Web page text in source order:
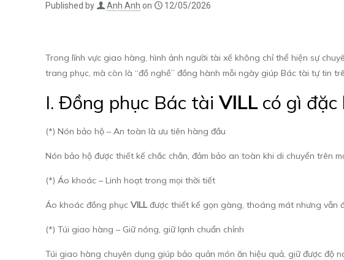
Published by Anh Anh on 12/05/2026
Trong lĩnh vực giao hàng, hình ảnh người tài xế không chỉ thể hiện sự
trang phục, mà còn là “đồ nghề” đồng hành mỗi ngày giúp Bác tài tự tin
I. Đồng phục Bác tàiVILLcó gì đặc
(*) Nón bảo hộ – An toàn là ưu tiên hàng đầu
Nón bảo hộ được thiết kế chắc chắn, đảm bảo an toàn khi di chuyển trên
(*) Áo khoác – Linh hoạt trong mọi thời tiết
Áo khoác đồng phụcVILLđược thiết kế gọn gàng, thoáng mát nhưng vẫn
(*) Túi giao hàng – Giữ nóng, giữ lạnh chuẩn chỉnh
Túi giao hàng chuyên dụng giúp bảo quản món ăn hiệu quả, giữ được